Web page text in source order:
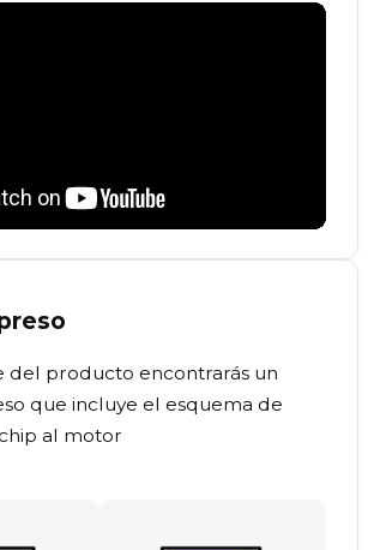
del producto encontrarás un
que incluye el esquema de
al motor